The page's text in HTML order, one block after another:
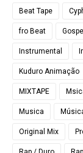
Beat Tape
fro Beat Gospel
Instrumental
Kuduro Animação
MIXTAPE
Musica
Original Mix